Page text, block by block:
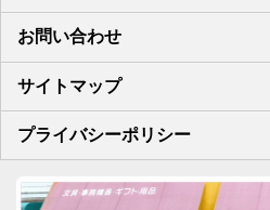
お問い合わせ
サイトマップ
プライバシーポリシー